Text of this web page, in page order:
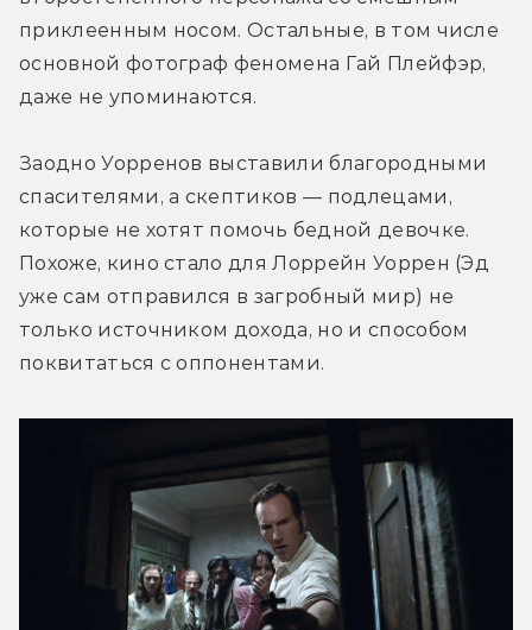
приклеенным носом. Остальные, в том числе
основной фотограф феномена Гай Плейфэр,
даже не упоминаются.
Заодно Уорренов выставили благородными
спасителями, а скептиков — подлецами,
которые не хотят помочь бедной девочке.
Похоже, кино стало для Лоррейн Уоррен (Эд
уже сам отправился в загробный мир) не
только источником дохода, но и способом
поквитаться с оппонентами.